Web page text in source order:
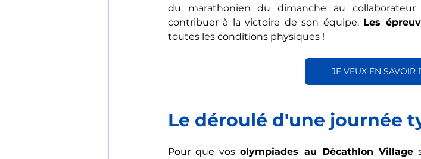
du marathonien du dimanche au
contribuer à la victoire de son équipe. Les
toutes les conditions physiques !
JE VEUX EN SAVOIR
Le déroulé d'une journée
Pour que vos olympiades au Décathlon Village